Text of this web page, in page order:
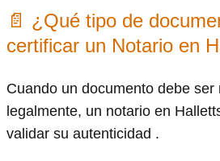
📄 ¿Qué tipo de
certificar un Notario en
Cuando un documento debe ser
legalmente, un notario en
validar su autenticidad .